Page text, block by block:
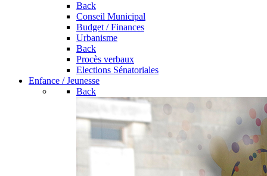
Back
Conseil Municipal
Budget / Finances
Urbanisme
Back
Procès verbaux
Elections Sénatoriales
Enfance / Jeunesse
Back